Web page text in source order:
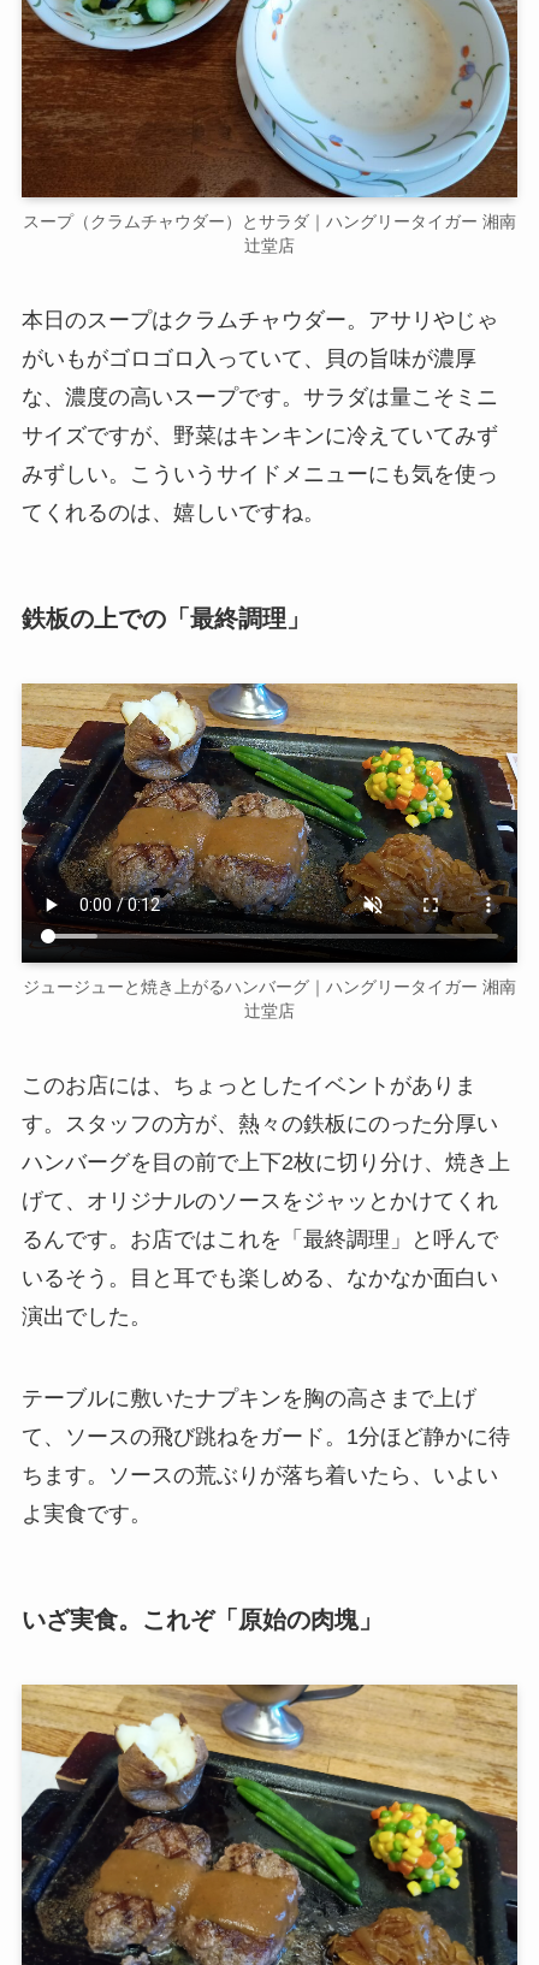
スープ（クラムチャウダー）とサラダ｜ハングリータイガー 湘南
辻堂店
本日のスープはクラムチャウダー。アサリやじゃ
がいもがゴロゴロ入っていて、貝の旨味が濃厚
な、濃度の高いスープです。サラダは量こそミニ
サイズですが、野菜はキンキンに冷えていてみず
みずしい。こういうサイドメニューにも気を使っ
てくれるのは、嬉しいですね。
鉄板の上での「最終調理」
ジュージューと焼き上がるハンバーグ｜ハングリータイガー 湘南
辻堂店
このお店には、ちょっとしたイベントがありま
す。スタッフの方が、熱々の鉄板にのった分厚い
ハンバーグを目の前で上下2枚に切り分け、焼き上
げて、オリジナルのソースをジャッとかけてくれ
るんです。お店ではこれを「最終調理」と呼んで
いるそう。目と耳でも楽しめる、なかなか面白い
演出でした。
テーブルに敷いたナプキンを胸の高さまで上げ
て、ソースの飛び跳ねをガード。1分ほど静かに待
ちます。ソースの荒ぶりが落ち着いたら、いよい
よ実食です。
いざ実食。これぞ「原始の肉塊」